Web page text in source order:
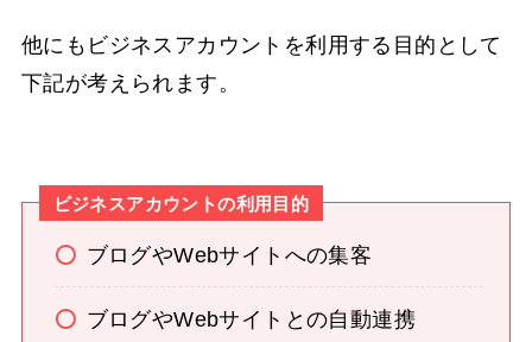
他にもビジネスアカウントを利用する目的として
下記が考えられます。
ビジネスアカウントの利用目的
ブログやWebサイトへの集客
ブログやWebサイトとの自動連携